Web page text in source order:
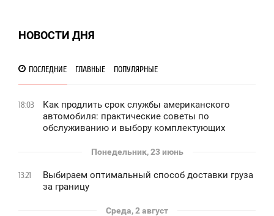
НОВОСТИ ДНЯ
ПОСЛЕДНИЕ ГЛАВНЫЕ ПОПУЛЯРНЫЕ
18:03
Как продлить срок службы американского
автомобиля: практические советы по
обслуживанию и выбору комплектующих
Понедельник, 23 июнь
13:21
Выбираем оптимальный способ доставки груза
за границу
Среда, 2 август